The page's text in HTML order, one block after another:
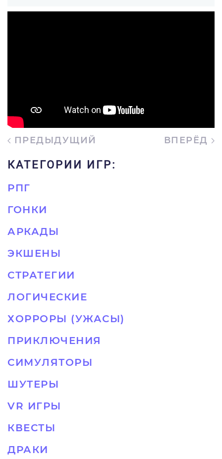
ПРЕДЫДУЩИЙ ВПЕРЁД
КАТЕГОРИИ ИГР:
РПГ
ГОНКИ
АРКАДЫ
ЭКШЕНЫ
СТРАТЕГИИ
ЛОГИЧЕСКИЕ
ХОРРОРЫ (УЖАСЫ)
ПРИКЛЮЧЕНИЯ
СИМУЛЯТОРЫ
ШУТЕРЫ
VR ИГРЫ
КВЕСТЫ
ДРАКИ